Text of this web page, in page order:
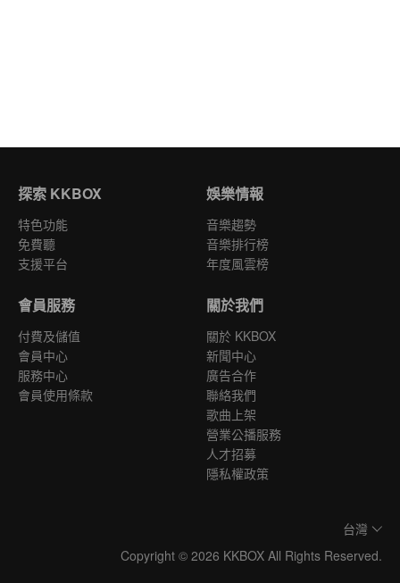
探索 KKBOX
特色功能
免費聽
支援平台
娛樂情報
音樂趨勢
音樂排行榜
年度風雲榜
會員服務
付費及儲值
會員中心
服務中心
會員使用條款
關於我們
關於 KKBOX
新聞中心
廣告合作
聯絡我們
歌曲上架
營業公播服務
人才招募
隱私權政策
台灣
Copyright © 2026 KKBOX All Rights Reserved.